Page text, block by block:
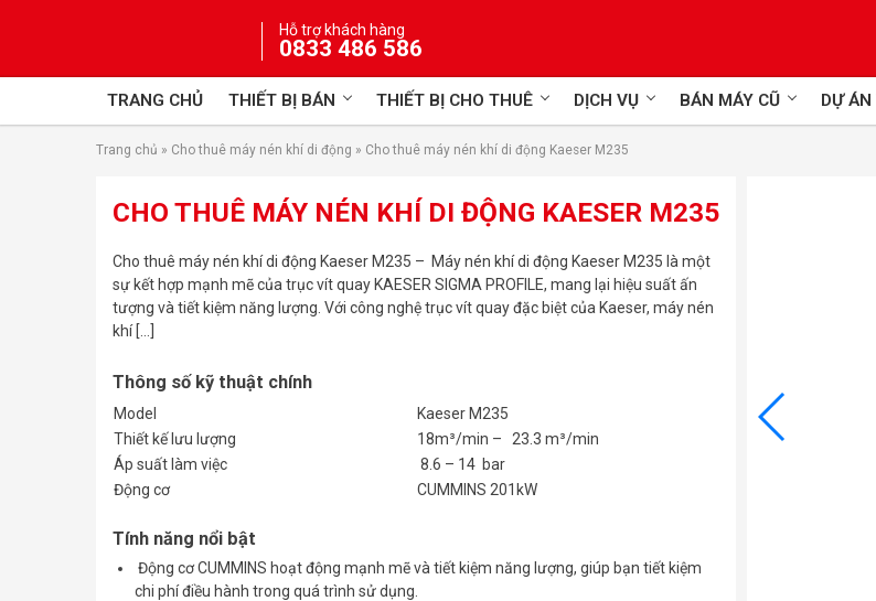
Hỗ trợ khách hàng
0833 486 586
TRANG CHỦ THIẾT BỊ BÁN THIẾT BỊ CHO THUÊ DỊCH VỤ BÁN MÁY CŨ DỰ ÁN
Trang chủ » Cho thuê máy nén khí di động » Cho thuê máy nén khí di động Kaeser M235
CHO THUÊ MÁY NÉN KHÍ DI ĐỘNG KAESER M235
Cho thuê máy nén khí di động Kaeser M235 – Máy nén khí di động Kaeser M235 là một
sự kết hợp mạnh mẽ của trục vít quay KAESER SIGMA PROFILE, mang lại hiệu suất ấn
tượng và tiết kiệm năng lượng. Với công nghệ trục vít quay đặc biệt của Kaeser, máy nén
khí […]
Thông số kỹ thuật chính
Model
Kaeser M235
Thiết kế lưu lượng
18m³/min – 23.3 m³/min
Áp suất làm việc
8.6 – 14 bar
Động cơ
CUMMINS 201kW
Tính năng nổi bật
Động cơ CUMMINS hoạt động mạnh mẽ và tiết kiệm năng lượng, giúp bạn tiết kiệm
chi phí điều hành trong quá trình sử dụng.